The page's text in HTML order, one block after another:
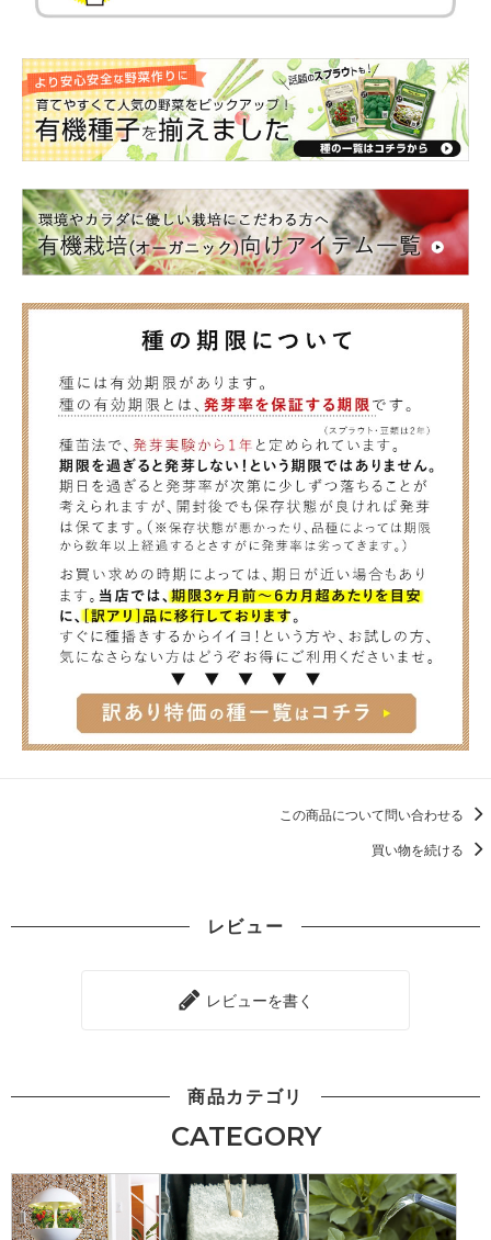
この商品について問い合わせる
買い物を続ける
レビュー
レビューを書く
商品カテゴリ
CATEGORY